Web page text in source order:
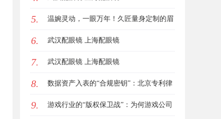
5. 温婉灵动，一眼万年！久匠量身定制的眉
眼唇，才是你整张脸的点睛之笔！淡颜系
女生的气质加分项
6. 武汉配眼镜 上海配眼镜
7. 武汉配眼镜 上海配眼镜
8. 数据资产入表的“合规密钥”：北京专利律
师如何为数据知识产权登记扫清障碍
9. 游戏行业的“版权保卫战”：为何游戏公司